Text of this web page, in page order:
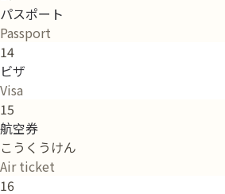
パスポート
Passport
14
ビザ
Visa
15
航空券
こうくうけん
Air ticket
16